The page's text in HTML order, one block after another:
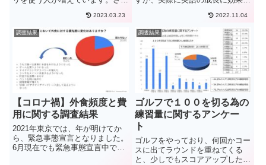
の場が減っている中、異性の出会
いの場として今後も利用者は増え
ていくことでしょう。ただ、これ
から利用する方などは、本当に...
2023.03.23
について調査を行いました。今回
の調査は1000人のオンライン英
会話利用者を対象に下記の内容に
ついて調査を行いました。有効...
2022.11.04
調査結果
【コロナ禍】外食頻度と費
用に関する調査結果
2021年東京では、年が明けてか
ら、緊急事態宣言となりました。
6月現在でも緊急事態宣言中であ
調査結果
ゴルフで１００を切る為の
練習量に関するアンケー
ト
ゴルフをやっており、何回かコー
スに出てラウンドを重ねてくる
と、少しでもスコアアップしたく